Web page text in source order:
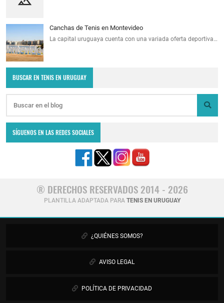
Canchas de Tenis en Montevideo
La capital uruguaya cuenta con una variada oferta deportiva…
BUSCAR EN TENIS EN URUGUAY
SÍGUENOS EN LAS REDES SOCIALES
® DERECHOS RESERVADOS 2014 - 2026
PLANTILLA ADAPTADA PARA TENIS EN URUGUAY
¿QUIÉNES SOMOS?
AVISO LEGAL
POLÍTICA DE PRIVACIDAD